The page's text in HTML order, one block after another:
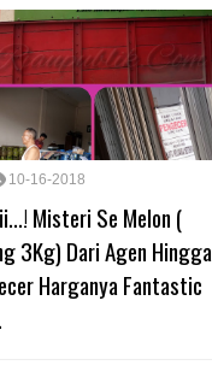
10-16-2018
Misteri Se Melon (
3Kg) Dari Agen Hingga
Harganya Fantastic